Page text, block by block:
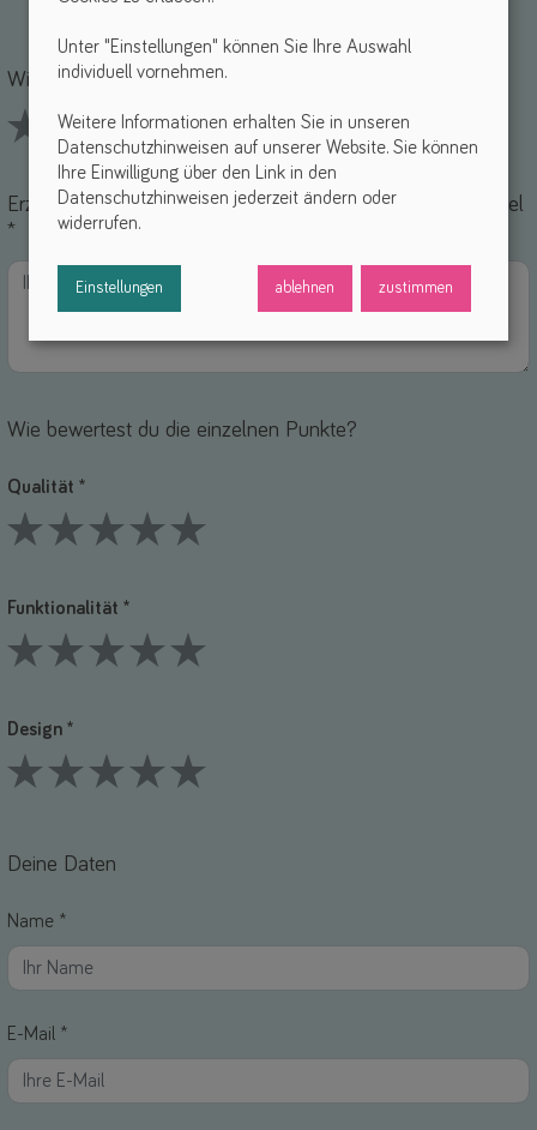
Wie findest du dieses Hilfsmittel? *
2 Stars3 Stars4 Stars5 Stars
Erzähle uns von deinen Erfahrungen mit diesem Hilfsmittel
*
Wie bewertest du die einzelnen Punkte?
Qualität *
Funktionalität *
Design *
Deine Daten
Name *
E-Mail *
Unter "Einstellungen" können Sie Ihre Auswahl
individuell vornehmen.
Weitere Informationen erhalten Sie in unseren
Datenschutzhinweisen auf unserer Website. Sie können
Ihre Einwilligung über den Link in den
Datenschutzhinweisen jederzeit ändern oder
widerrufen.
Einstellungen ablehnen zustimmen